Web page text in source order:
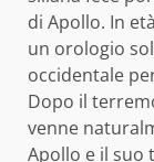
di Apollo. In
un orologio
occidentale
Dopo il
venne
Apollo e il suo